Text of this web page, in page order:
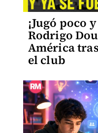
¡Jugó poco
Rodrigo
América
el club